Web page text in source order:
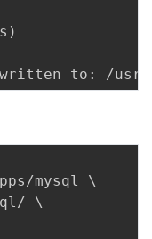
)
mysql \
\